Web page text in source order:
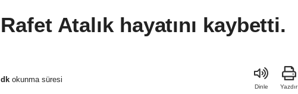
Atalık hayatını kaybetti.
okunma süresi
Dinle Yazdır